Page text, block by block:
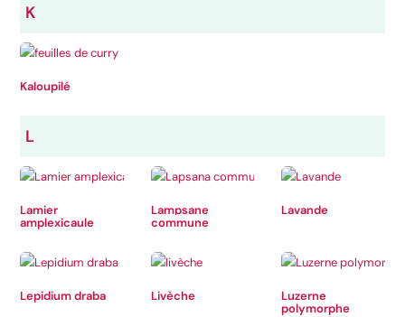
K
Kaloupilé
L
Lamier
amplexicaule
Lampsane
commune
Lavande
Lepidium draba Livèche
Luzerne
polymorphe